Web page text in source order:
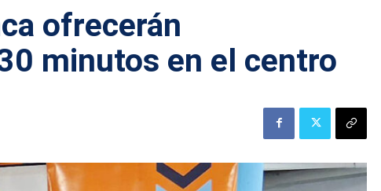
ofrecerán
minutos en el centro